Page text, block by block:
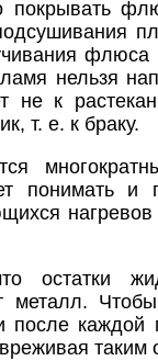
покрывать
флюса
нельзя
не к
т. е. к браку.
понимать и
остатки
металл.
каждой
таким